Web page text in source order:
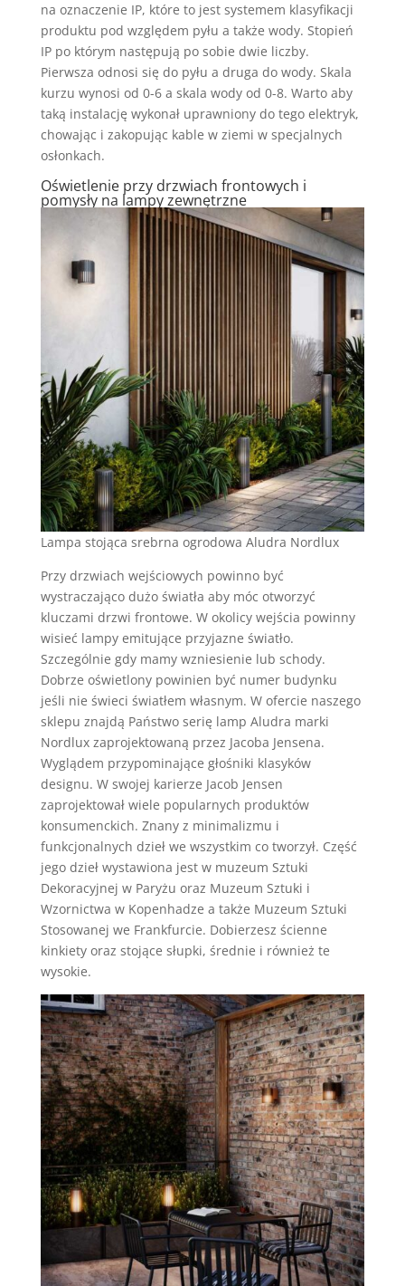
na oznaczenie IP, które to jest systemem klasyfikacji
produktu pod względem pyłu a także wody. Stopień
IP po którym następują po sobie dwie liczby.
Pierwsza odnosi się do pyłu a druga do wody. Skala
kurzu wynosi od 0-6 a skala wody od 0-8. Warto aby
taką instalację wykonał uprawniony do tego elektryk,
chowając i zakopując kable w ziemi w specjalnych
osłonkach.
Oświetlenie przy drzwiach frontowych i
pomysły na lampy zewnętrzne
Lampa stojąca srebrna ogrodowa Aludra Nordlux
Przy drzwiach wejściowych powinno być
wystraczająco dużo światła aby móc otworzyć
kluczami drzwi frontowe. W okolicy wejścia powinny
wisieć lampy emitujące przyjazne światło.
Szczególnie gdy mamy wzniesienie lub schody.
Dobrze oświetlony powinien być numer budynku
jeśli nie świeci światłem własnym. W ofercie naszego
sklepu znajdą Państwo serię lamp Aludra marki
Nordlux zaprojektowaną przez Jacoba Jensena.
Wyglądem przypominające głośniki klasyków
designu. W swojej karierze Jacob Jensen
zaprojektował wiele popularnych produktów
konsumenckich. Znany z minimalizmu i
funkcjonalnych dzieł we wszystkim co tworzył. Część
jego dzieł wystawiona jest w muzeum Sztuki
Dekoracyjnej w Paryżu oraz Muzeum Sztuki i
Wzornictwa w Kopenhadze a także Muzeum Sztuki
Stosowanej we Frankfurcie. Dobierzesz ścienne
kinkiety oraz stojące słupki, średnie i również te
wysokie.